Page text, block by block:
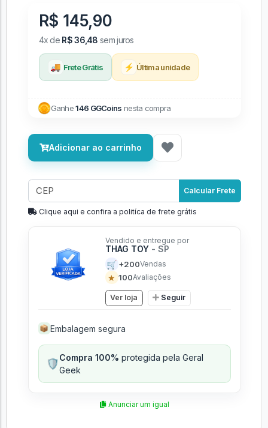
R$ 145,90
4x de R$ 36,48 sem juros
🚚 Frete Grátis ⚡ Última unidade
Ganhe146 GGCoins nesta compra
Adicionar ao carrinho
Calcular Frete
Clique aqui e confira a politíca de frete grátis
Vendido e entregue por
THAG TOY - SP
🛒 +200Vendas
★ 100Avaliações
Ver loja Seguir
📦 Embalagem segura
🛡️Compra 100% protegida pela Geral
Geek
Anunciar um igual